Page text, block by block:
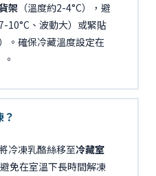
架（溫度約2-4°C），避
10°C、波動大）或緊貼
。確保冷藏溫度設定在
冷凍乳酪絲移至冷藏室
免在室溫下長時間解凍